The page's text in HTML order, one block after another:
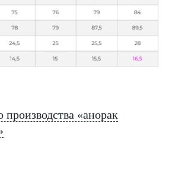
производства «анорак